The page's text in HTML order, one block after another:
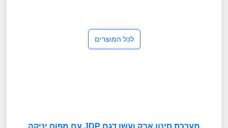
לכל המוצרים
מערכת סינון אבק ועשן דגם JDP עם מפוח יניקה